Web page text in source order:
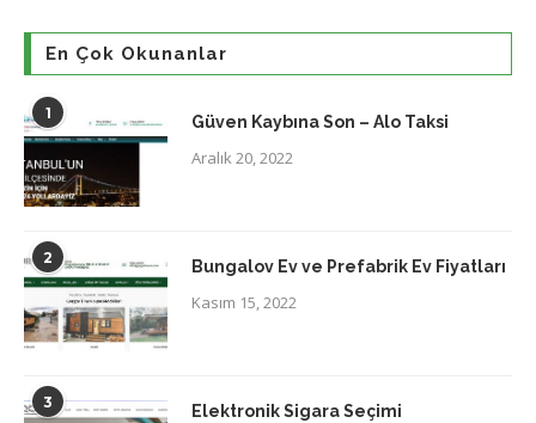
En Çok Okunanlar
1 Güven Kaybına Son – Alo Taksi
Aralık 20, 2022
2 Bungalov Ev ve Prefabrik Ev Fiyatları
Kasım 15, 2022
3 Elektronik Sigara Seçimi